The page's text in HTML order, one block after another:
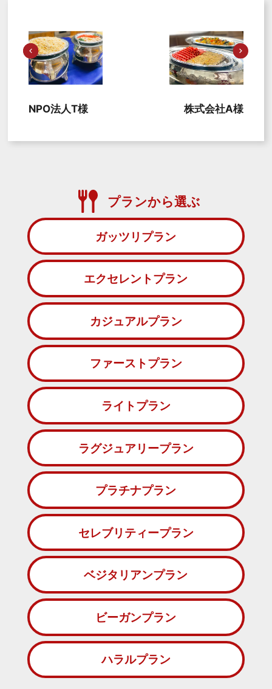
NPO法人T様 株式会社A様
プランから選ぶ
ガッツリプラン
エクセレントプラン
カジュアルプラン
ファーストプラン
ライトプラン
ラグジュアリープラン
プラチナプラン
セレブリティープラン
ベジタリアンプラン
ビーガンプラン
ハラルプラン